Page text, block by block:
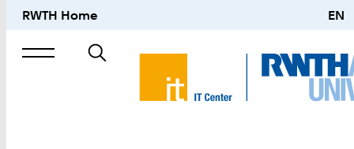
RWTH Home EN
Suche
nach